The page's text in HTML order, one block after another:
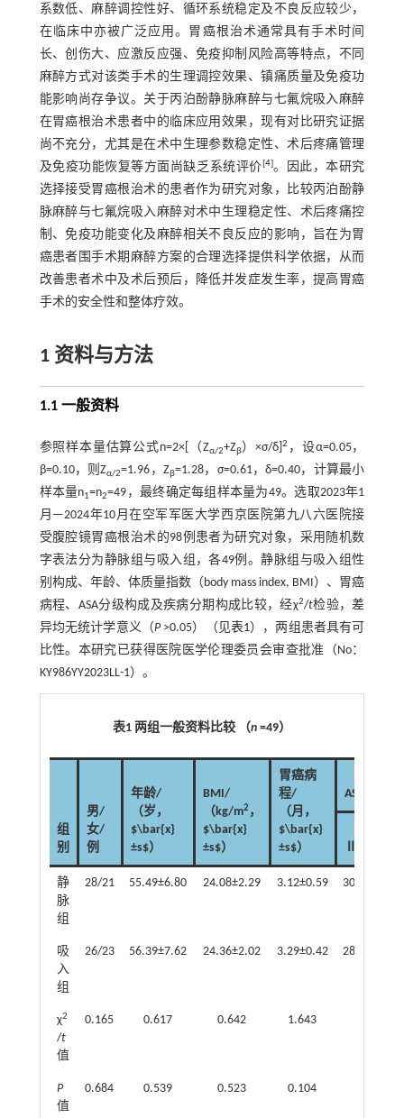
系数低、麻醉调控性好、循环系统稳定及不良反应较少，
在临床中亦被广泛应用。胃癌根治术通常具有手术时间
长、创伤大、应激反应强、免疫抑制风险高等特点，不同
麻醉方式对该类手术的生理调控效果、镇痛质量及免疫功
能影响尚存争议。关于丙泊酚静脉麻醉与七氟烷吸入麻醉
在胃癌根治术患者中的临床应用效果，现有对比研究证据
尚不充分，尤其是在术中生理参数稳定性、术后疼痛管理
及免疫功能恢复等方面尚缺乏系统评价[4]。因此，本研究
选择接受胃癌根治术的患者作为研究对象，比较丙泊酚静
脉麻醉与七氟烷吸入麻醉对术中生理稳定性、术后疼痛控
制、免疫功能变化及麻醉相关不良反应的影响，旨在为胃
癌患者围手术期麻醉方案的合理选择提供科学依据，从而
改善患者术中及术后预后，降低并发症发生率，提高胃癌
手术的安全性和整体疗效。
1 资料与方法
1.1 一般资料
参照样本量估算公式n=2×[（Zα/2+Zβ ）×σ/δ]2 ，设α=0.05，
β=0.10，则Zα/2=1.96，Zβ=1.28，σ=0.61，δ=0.40，计算最小
样本量n1=n2=49，最终确定每组样本量为49。选取2023年1
月—2024年10月在空军军医大学西京医院第九八六医院接
受腹腔镜胃癌根治术的98例患者为研究对象，采用随机数
字表法分为静脉组与吸入组，各49例。静脉组与吸入组性
别构成、年龄、体质量指数（body mass index, BMI）、胃癌
病程、ASA分级构成及疾病分期构成比较，经χ2/t检验，差
异均无统计学意义（P>0.05）（见表1），两组患者具有可
比性。本研究已获得医院医学伦理委员会审查批准（No：
KY986YY2023LL-1）。
表1 两组一般资料比较 （n=49）
组
别
男/
女/
例
年龄/
（岁，
$\bar{x}
±s$）
BMI/
（kg/m2，
$\bar{x}
±s$）
胃癌病
程/
（月，
$\bar{x}
±s$）
ASA分级
静
脉
组
28/21 55.49±6.80 24.08±2.29 3.12±0.59 30（61.22
吸
入
组
26/23 56.39±7.62 24.36±2.02 3.29±0.42 28（57.14
χ2
/t
值
0.165 0.617 0.642 1.643
P
值
0.684 0.539 0.523 0.104